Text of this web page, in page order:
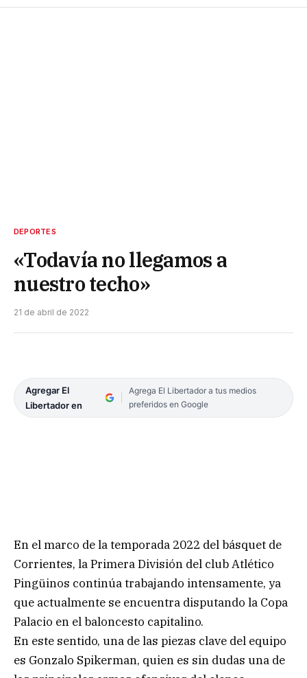
DEPORTES
«Todavía no llegamos a
nuestro techo»
21 de abril de 2022
Agregar El
Libertador en
Agrega El Libertador a tus medios
preferidos en Google
En el marco de la temporada 2022 del básquet de
Corrientes, la Primera División del club Atlético
Pingüinos continúa trabajando intensamente, ya
que actualmente se encuentra disputando la Copa
Palacio en el baloncesto capitalino.
En este sentido, una de las piezas clave del equipo
es Gonzalo Spikerman, quien es sin dudas una de